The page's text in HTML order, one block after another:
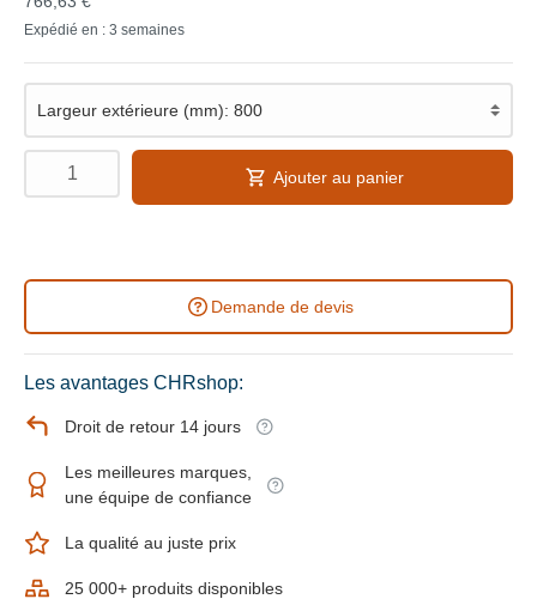
Expédié en : 3 semaines
Ajouter au panier
Demande de devis
Les avantages CHRshop:
Droit de retour 14 jours
Les meilleures marques,
une équipe de confiance
La qualité au juste prix
25 000+ produits disponibles